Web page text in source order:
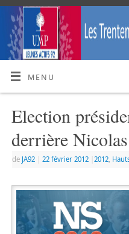
MENU
Election
derrière
de JA92 22 février 2012 2012,